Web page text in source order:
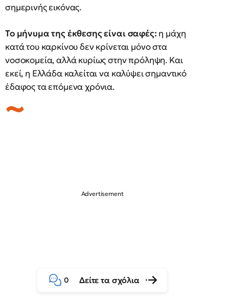
σημερινής εικόνας.
Το μήνυμα της έκθεσης είναι σαφές: η μάχη
κατά του καρκίνου δεν κρίνεται μόνο στα
νοσοκομεία, αλλά κυρίως στην πρόληψη. Και
εκεί, η Ελλάδα καλείται να καλύψει σημαντικό
έδαφος τα επόμενα χρόνια.
0 Δείτε τα σχόλια